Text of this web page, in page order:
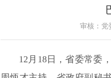
审核：党
12月18日，省委常委